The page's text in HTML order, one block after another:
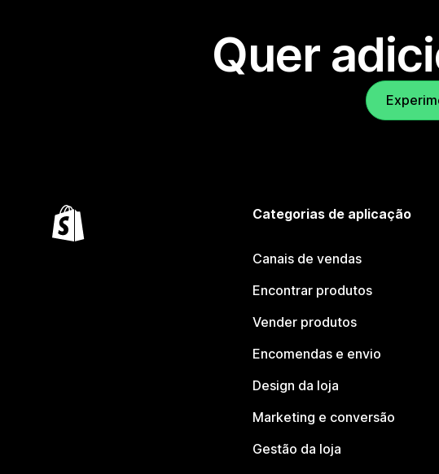
Quer
Categorias de aplicação
Canais de vendas
Encontrar produtos
Vender produtos
Encomendas e envio
Design da loja
Marketing e conversão
Gestão da loja